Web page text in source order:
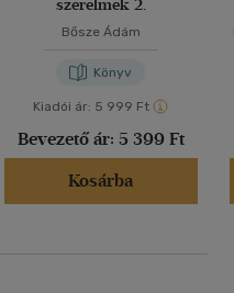
szerelmek 2.
Bősze Ádám
Könyv
Kiadói ár: 5 999 Ft
Bevezető ár: 5 399 Ft
Kosárba